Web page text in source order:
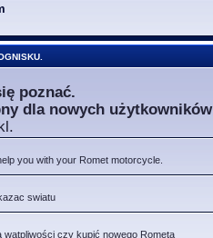
poznać.
dla nowych użytkowników
you with your Romet motorcycle.
swiatu
wątpliwości czy kupić nowego Rometa